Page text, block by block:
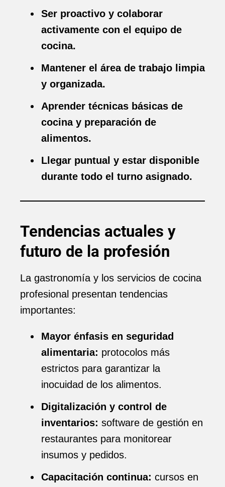
Ser proactivo y colaborar
activamente con el equipo de
cocina.
Mantener el área de trabajo limpia
y organizada.
Aprender técnicas básicas de
cocina y preparación de
alimentos.
Llegar puntual y estar disponible
durante todo el turno asignado.
Tendencias actuales y
futuro de la profesión
La gastronomía y los servicios de cocina
profesional presentan tendencias
importantes:
Mayor énfasis en seguridad
alimentaria: protocolos más
estrictos para garantizar la
inocuidad de los alimentos.
Digitalización y control de
inventarios: software de gestión en
restaurantes para monitorear
insumos y pedidos.
Capacitación continua: cursos en